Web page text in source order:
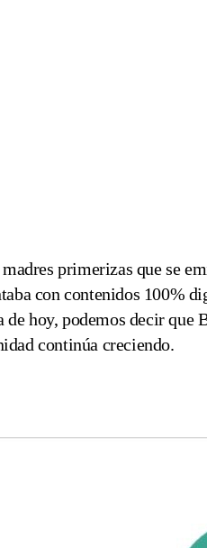
primerizas que se
con contenidos 100%
hoy, podemos decir que
continúa creciendo.